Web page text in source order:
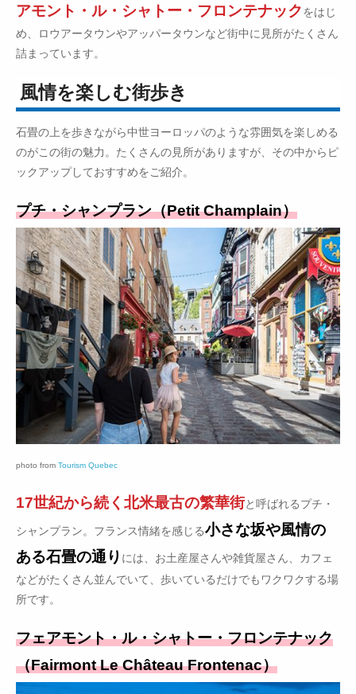
アモント・ル・シャトー・フロンテナックをはじ
め、ロウアータウンやアッパータウンなど街中に見所がたくさん
詰まっています。
風情を楽しむ街歩き
石畳の上を歩きながら中世ヨーロッパのような雰囲気を楽しめる
のがこの街の魅力。たくさんの見所がありますが、その中からピ
ックアップしておすすめをご紹介。
プチ・シャンプラン（Petit Champlain）
photo from Tourism Quebec
17世紀から続く北米最古の繁華街と呼ばれるプチ・
シャンプラン。フランス情緒を感じる小さな坂や風情の
ある石畳の通り には、お土産屋さんや雑貨屋さん、カフェ
などがたくさん並んでいて、歩いているだけでもワクワクする場
所です。
フェアモント・ル・シャトー・フロンテナック
（Fairmont Le Château Frontenac）